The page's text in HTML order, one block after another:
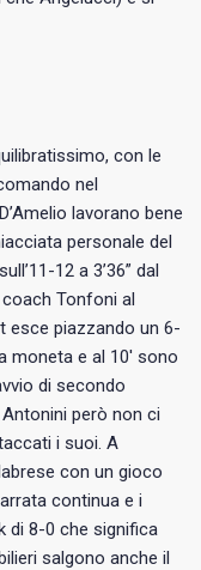
con le
nel
lavorano bene
personale del
12 a 3’36” dal
Tonfoni al
esce piazzando un 6-
moneta e al 10′ sono
di secondo
però non ci
i suoi. A
con un gioco
continua e i
di 8-0 che significa
salgono anche il